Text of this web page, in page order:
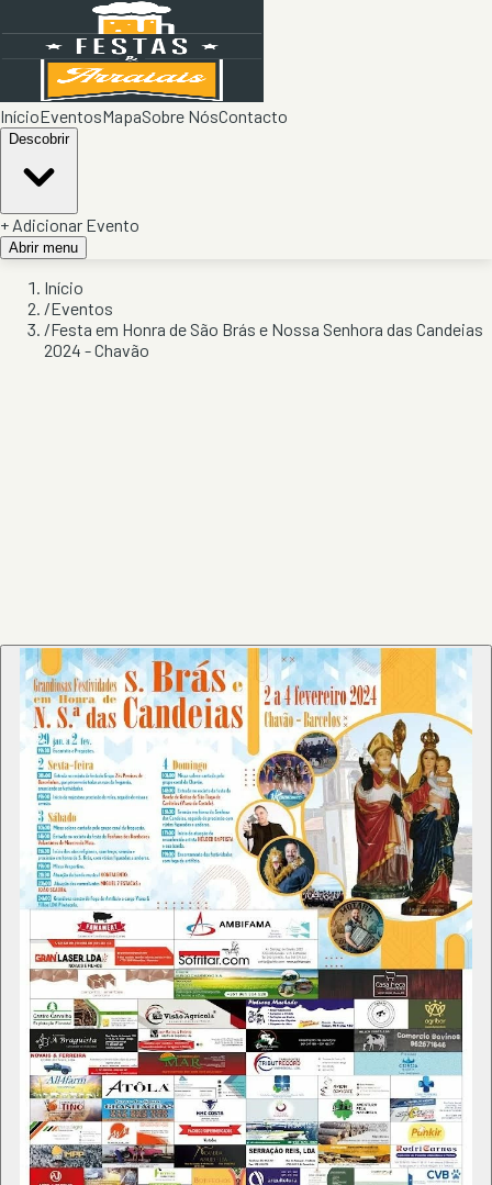
InícioEventosMapaSobre NósContacto
Descobrir
+ Adicionar Evento
Abrir menu
Início
/Eventos
/Festa em Honra de São Brás e Nossa Senhora das Candeias
2024 - Chavão